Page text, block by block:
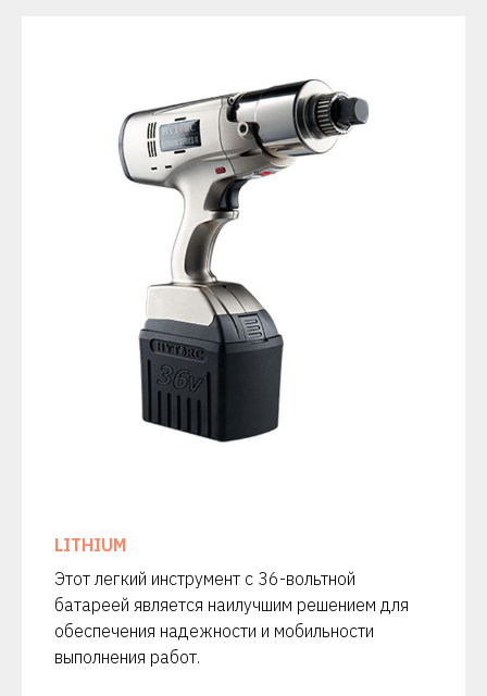
LITHIUM
Этот легкий инструмент с 36-вольтной
батареей является наилучшим решением для
обеспечения надежности и мобильности
выполнения работ.